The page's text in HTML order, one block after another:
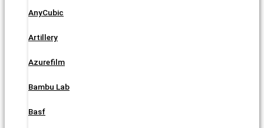
AnyCubic
Artillery
Azurefilm
Bambu Lab
Basf